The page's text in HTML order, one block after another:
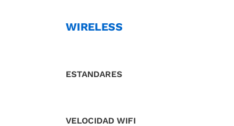
WIRELESS
ESTANDARES
VELOCIDAD WIFI